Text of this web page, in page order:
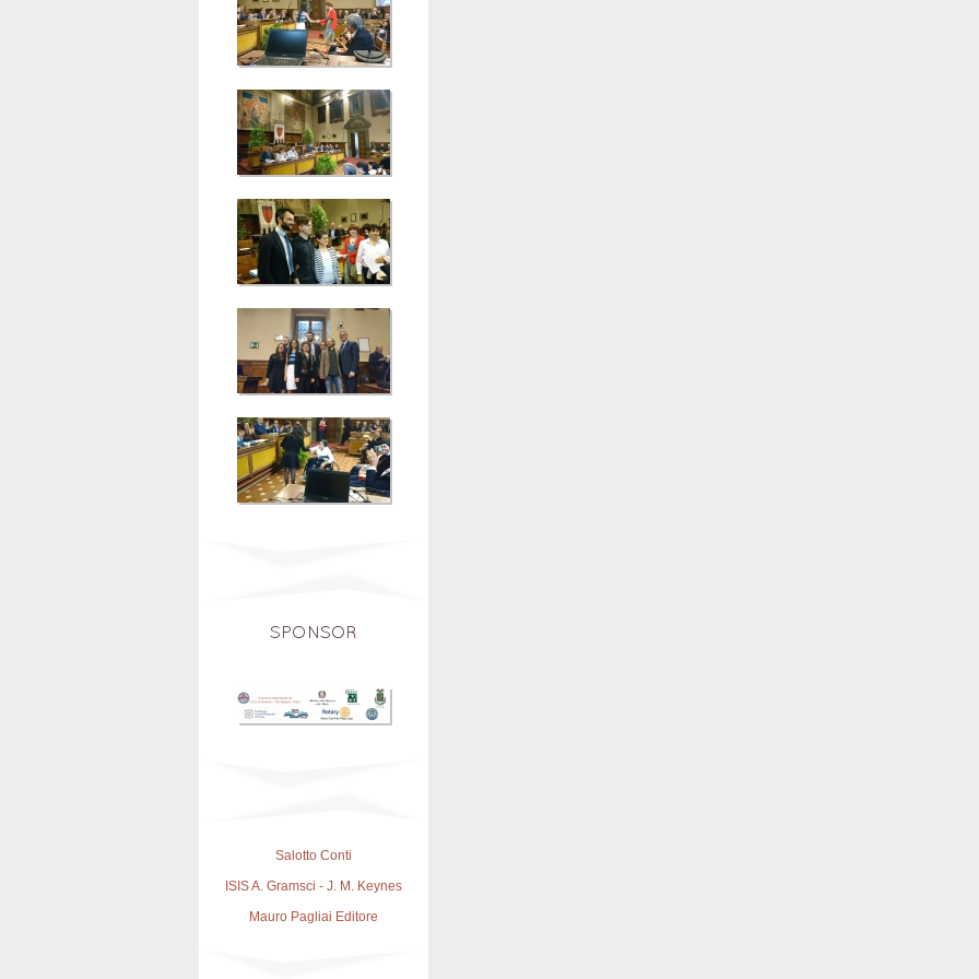
SPONSOR
Salotto Conti
ISIS A. Gramsci - J. M. Keynes
Mauro Pagliai Editore